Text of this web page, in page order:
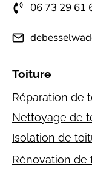
06 73 29 61
Toiture
Réparation de
Nettoyage de
Isolation de
Rénovation de